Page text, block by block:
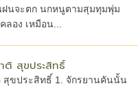
ฝนจะตก นกหนูตามสุมทุมพุ่ม
อง เหมือน...
ติ สุขประสิทธิ์
สุขประสิทธิ์ 1. จักรยานคันนั้น